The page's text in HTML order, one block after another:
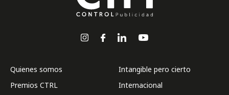
Quienes somos
Premios CTRL
Intangible pero cierto
Internacional